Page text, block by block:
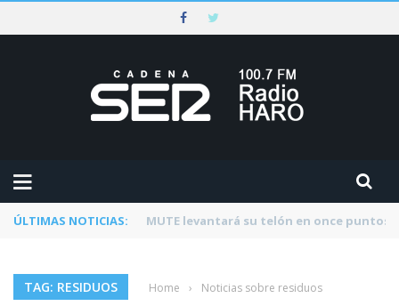
ÚLTIMAS NOTICIAS: Rescatado un ciclista accidentado en un
TAG: RESIDUOS Home › Noticias sobre residuos